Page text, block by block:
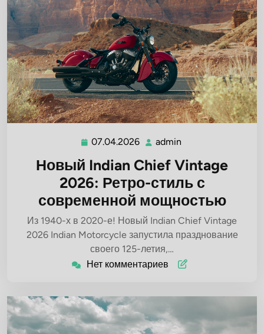
07.04.2026 07.04.2026
admin
Новый Indian Chief Vintage
2026: Ретро-стиль с
современной мощностью
Из 1940-х в 2020-е! Новый Indian Chief Vintage
2026 Indian Motorcycle запустила празднование
своего 125-летия,…
Нет комментариев